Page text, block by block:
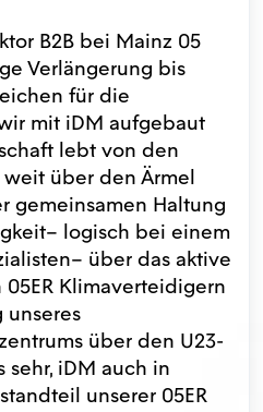
B2B bei Mainz 05
Verlängerung bis
für die
mit iDM aufgebaut
lebt von den
über den Ärmel
gemeinsamen Haltung
logisch bei einem
über das aktive
Klimaverteidigern
unseres
über den U23-
sehr, iDM auch in
unserer 05ER